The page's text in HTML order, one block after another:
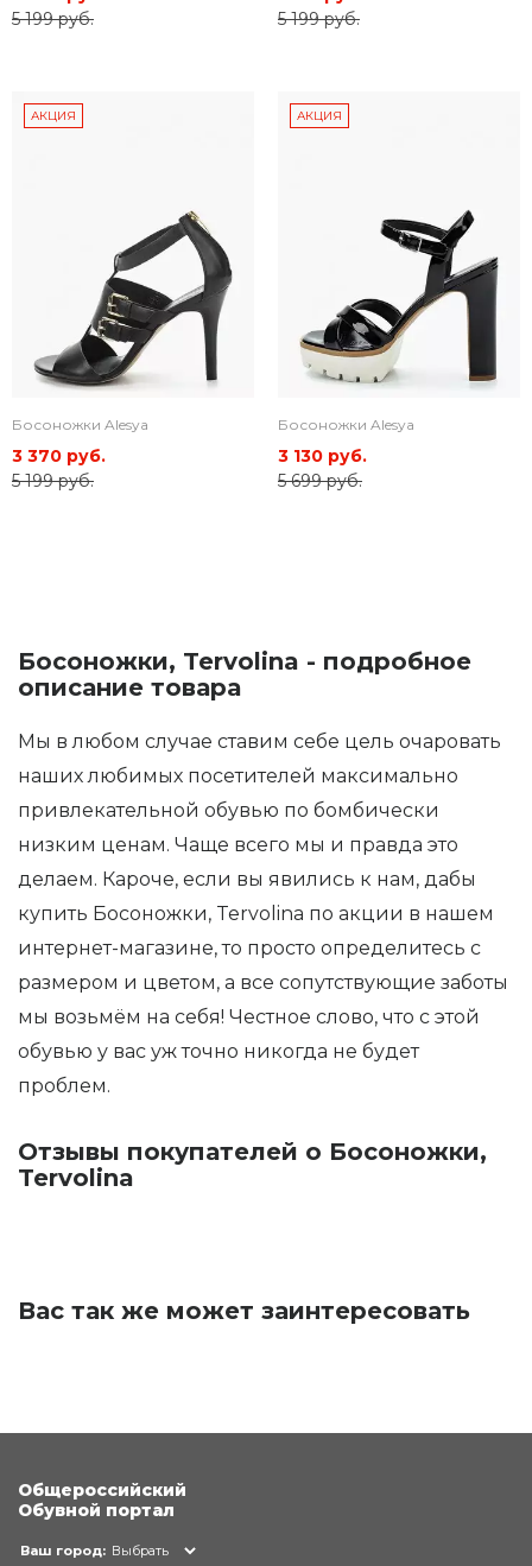
5 199 руб.
5 199 руб.
АКЦИЯ
Босоножки Alesya
3 370 руб.
5 199 руб.
АКЦИЯ
Босоножки Alesya
3 130 руб.
5 699 руб.
Босоножки, Tervolina - подробное
описание товара
Мы в любом случае ставим себе цель очаровать
наших любимых посетителей максимально
привлекательной обувью по бомбически
низким ценам. Чаще всего мы и правда это
делаем. Кароче, если вы явились к нам, дабы
купить Босоножки, Tervolina по акции в нашем
интернет-магазине, то просто определитесь с
размером и цветом, а все сопутствующие заботы
мы возьмём на себя! Честное слово, что с этой
обувью у вас уж точно никогда не будет
проблем.
Отзывы покупателей о Босоножки,
Tervolina
Вас так же может заинтересовать
Общероссийский
Обувной портал
Ваш город: Выбрать